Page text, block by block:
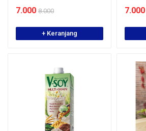
7.000 8.000
+ Keranjang
7.000